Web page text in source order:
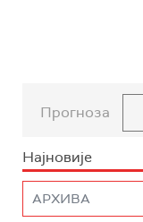
Прогноза
Најновије